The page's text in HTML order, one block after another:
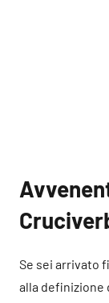
Se sei arrivato
alla definizione